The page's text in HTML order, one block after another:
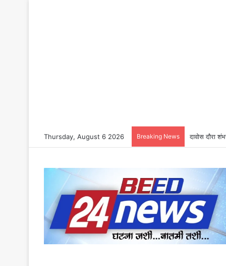
Thursday, August 6 2026 Breaking News दावोस दौरा